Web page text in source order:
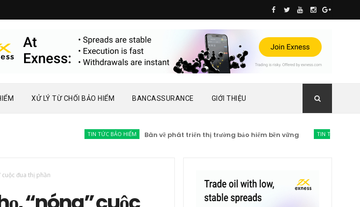
XỬ LÝ TỪ CHỐI BẢO HIỂM BANCASSURANCE GIỚI THIỆU
TIN TỨC BẢO HIỂM Bàn về phát triển thị trường bảo hiểm bền vững TIN TỨC BẢO HIỂM
cuộc đua thị phần